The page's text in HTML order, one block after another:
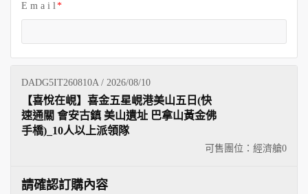
E m a i l
DADG5IT260810A / 2026/08/10
可售團位：經濟艙0
【喜悅在峴】喜金五星峴港美山五日(快
速通關 會安古鎮 美山遺址 巴拿山黃金佛
手橋)_10人以上派領隊
請確認訂購內容